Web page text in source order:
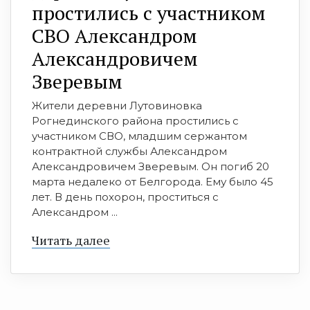
простились с участником
СВО Александром
Александровичем
Зверевым
Жители деревни Лутовиновка
Рогнединского района простились с
участником СВО, младшим сержантом
контрактной службы Александром
Александровичем Зверевым. Он погиб 20
марта недалеко от Белгорода. Ему было 45
лет. В день похорон, проститься с
Александром ...
Читать далее